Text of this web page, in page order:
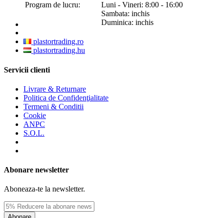
Program de lucru:
Luni - Vineri: 8:00 - 16:00
Sambata: inchis
Duminica: inchis
plastortrading.ro
plastortrading.hu
Servicii clienti
Livrare & Returnare
Politica de Confidenţialitate
Termeni & Conditii
Cookie
ANPC
S.O.L.
Abonare newsletter
Aboneaza-te la newsletter.